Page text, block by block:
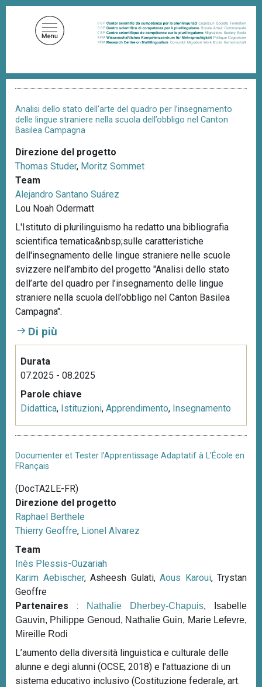
i
c
i
e
d
i
p
a
n
Analisi dello stato dell’arte del quadro per l’insegnamento
delle lingue straniere nella scuola dell’obbligo nel Canton
Basilea Campagna
Direzione del progetto
Thomas Studer, Moritz Sommet
Team
Alejandro Santano Suárez
Lou Noah Odermatt
L'Istituto di plurilinguismo ha redatto una bibliografia
scientifica tematica&nbsp;sulle caratteristiche
dell'insegnamento delle lingue straniere nelle scuole
svizzere nell’ambito del progetto "Analisi dello stato
dell’arte del quadro per l’insegnamento delle lingue
straniere nella scuola dell’obbligo nel Canton Basilea
Campagna".
Di più
Durata
07.2025 - 08.2025
Parole chiave
Didattica, Istituzioni, Apprendimento, Insegnamento
Documenter et Tester l’Apprentissage Adaptatif à L'École en
FRançais
(DocTA2LE-FR)
Direzione del progetto
Raphael Berthele
Thierry Geoffre, Lionel Alvarez
Team
Inès Plessis-Ouzariah
Karim Aebischer, Asheesh Gulati, Aous Karoui, Trystan
Geoffre
Partenaires : Nathalie Dherbey-Chapuis, Isabelle
Gauvin, Philippe Genoud, Nathalie Guin, Marie Lefevre,
Mireille Rodi
L’aumento della diversità linguistica e culturale delle
alunne e degi alunni (OCSE, 2018) e l'attuazione di un
sistema educativo inclusivo (Costituzione federale, art.